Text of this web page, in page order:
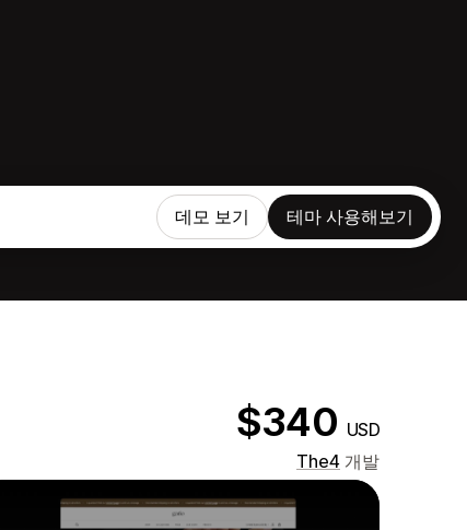
데모 보기 테마 사용해보기
$340 USD
The4 개발